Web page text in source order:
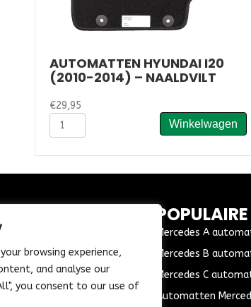
browsing experience,
and analyse our
you consent to our use of
AUTOMATTEN HYUNDAI I20
(2010-2014) – NAALDVILT
€29,95
Automatten
Hyundai
2014)
Naaldvilt
Winkelwagen
Mercedes A
Mercedes B
Mercedes C
Automatten